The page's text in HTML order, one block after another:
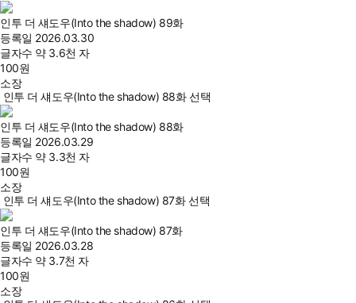
인투 더 섀도우(Into the shadow) 89화
등록일 2026.03.30
글자수 약 3.6천 자
100원
소장
인투 더 섀도우(Into the shadow) 88화 선택
인투 더 섀도우(Into the shadow) 88화
등록일 2026.03.29
글자수 약 3.3천 자
100원
소장
인투 더 섀도우(Into the shadow) 87화 선택
인투 더 섀도우(Into the shadow) 87화
등록일 2026.03.28
글자수 약 3.7천 자
100원
소장